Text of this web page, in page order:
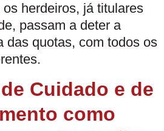
herdeiros, já titulares
passam a deter a
das quotas, com todos os
Cuidado e de
como